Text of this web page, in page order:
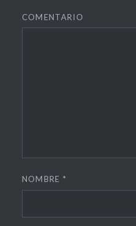
COMENTARIO
NOMBRE *